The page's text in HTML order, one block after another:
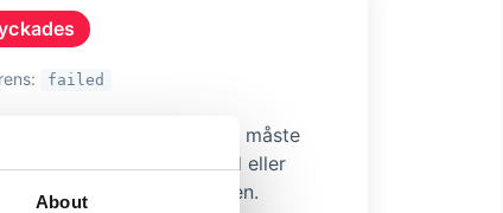
About
failed
misslyckades. Kunden måste
igen med en annan metod eller
betalningsinformationen.